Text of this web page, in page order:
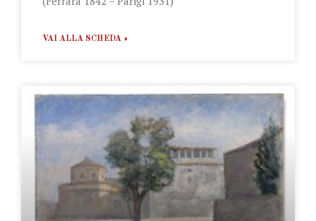
VAI ALLA SCHEDA »